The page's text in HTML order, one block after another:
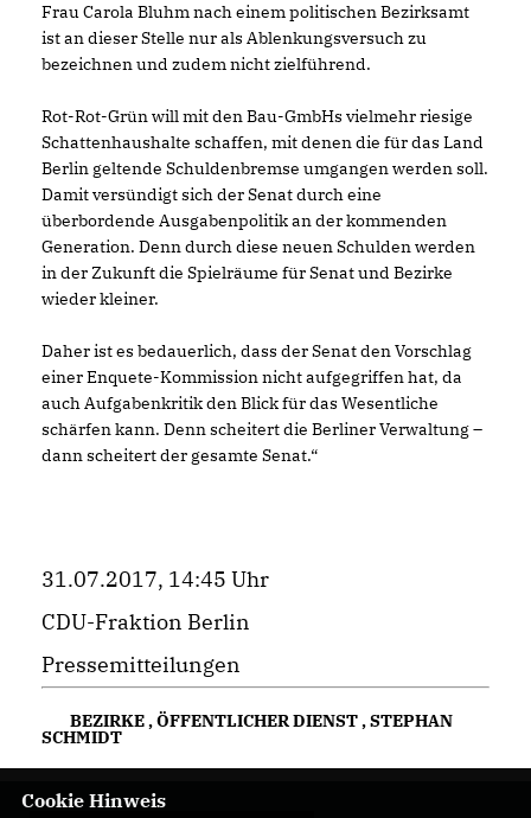
Frau Carola Bluhm nach einem politischen Bezirksamt
ist an dieser Stelle nur als Ablenkungsversuch zu
bezeichnen und zudem nicht zielführend.
Rot-Rot-Grün will mit den Bau-GmbHs vielmehr riesige
Schattenhaushalte schaffen, mit denen die für das Land
Berlin geltende Schuldenbremse umgangen werden soll.
Damit versündigt sich der Senat durch eine
überbordende Ausgabenpolitik an der kommenden
Generation. Denn durch diese neuen Schulden werden
in der Zukunft die Spielräume für Senat und Bezirke
wieder kleiner.
Daher ist es bedauerlich, dass der Senat den Vorschlag
einer Enquete-Kommission nicht aufgegriffen hat, da
auch Aufgabenkritik den Blick für das Wesentliche
schärfen kann. Denn scheitert die Berliner Verwaltung –
dann scheitert der gesamte Senat.“
31.07.2017, 14:45 Uhr
CDU-Fraktion Berlin
Pressemitteilungen
BEZIRKE,ÖFFENTLICHER DIENST,STEPHAN
SCHMIDT
Cookie Hinweis